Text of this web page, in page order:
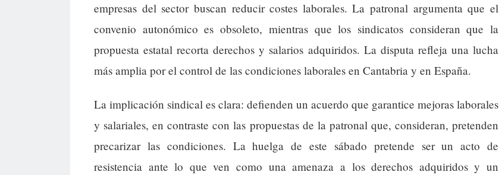
empresas del sector buscan reducir costes laborales. La patronal argumenta que el
convenio autonómico es obsoleto, mientras que los sindicatos consideran que la
propuesta estatal recorta derechos y salarios adquiridos. La disputa refleja una lucha
más amplia por el control de las condiciones laborales en Cantabria y en España.
La implicación sindical es clara: defienden un acuerdo que garantice mejoras laborales
y salariales, en contraste con las propuestas de la patronal que, consideran, pretenden
precarizar las condiciones. La huelga de este sábado pretende ser un acto de
resistencia ante lo que ven como una amenaza a los derechos adquiridos y un